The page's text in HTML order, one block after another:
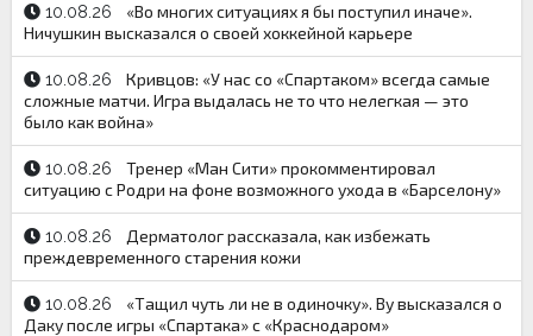
10.08.26
«Во многих ситуациях я бы поступил иначе».
Ничушкин высказался о своей хоккейной карьере
10.08.26
Кривцов: «У нас со «Спартаком» всегда самые
сложные матчи. Игра выдалась не то что нелегкая — это
было как война»
10.08.26
Тренер «Ман Сити» прокомментировал
ситуацию с Родри на фоне возможного ухода в «Барселону»
10.08.26
Дерматолог рассказала, как избежать
преждевременного старения кожи
10.08.26
«Тащил чуть ли не в одиночку». Ву высказался о
Даку после игры «Спартака» с «Краснодаром»